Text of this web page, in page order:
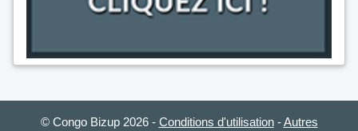
© Congo Bizup 2026 - Conditions d'utilisation-Autres